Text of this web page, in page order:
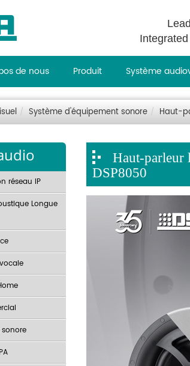
de nous Produit Système
Système d'équipement sonore Haut-
réseau IP
Longue
Haut-parleur
DSP8050